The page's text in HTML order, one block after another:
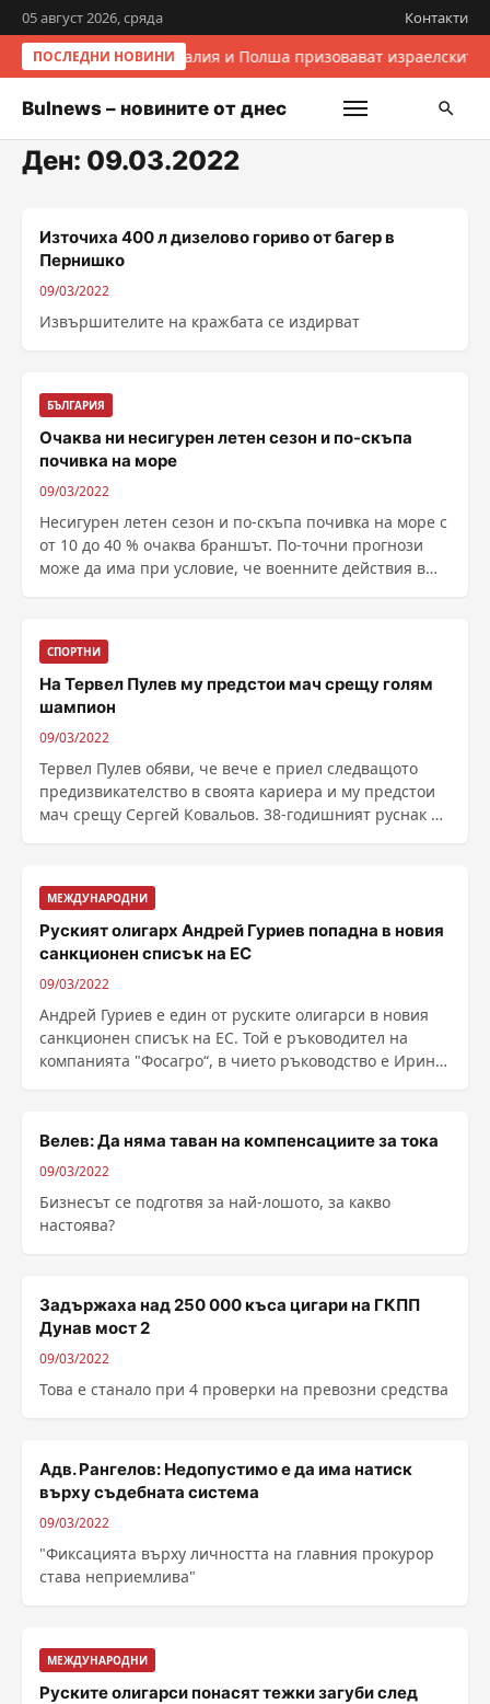
05 август 2026, сряда Контакти
ПОСЛЕДНИ НОВИНИИталия и Полша призовават
Bulnews – новините от днес
Ден: 09.03.2022
Източиха 400 л дизелово гориво от багер в
Пернишко
09/03/2022
Извършителите на кражбата се издирват
БЪЛГАРИЯ
Очаква ни несигурен летен сезон и по-скъпа
почивка на море
09/03/2022
Несигурен летен сезон и по-скъпа почивка на море с
от 10 до 40 % очаква браншът. По-точни прогнози
може да има при условие, че военните действия в
СПОРТНИ
На Тервел Пулев му предстои мач срещу голям
шампион
09/03/2022
Тервел Пулев обяви, че вече е приел следващото
предизвикателство в своята кариера и му предстои
мач срещу Сергей Ковальов. 38-годишният руснак е
МЕЖДУНАРОДНИ
Руският олигарх Андрей Гуриев попадна в новия
санкционен списък на ЕС
09/03/2022
Андрей Гуриев е един от руските олигарси в новия
санкционен списък на ЕС. Той е ръководител на
компанията "Фосагро“, в чието ръководство е Ирина
Велев: Да няма таван на компенсациите за тока
09/03/2022
Бизнесът се подготвя за най-лошото, за какво
настоява?
Задържаха над 250 000 къса цигари на ГКПП
Дунав мост 2
09/03/2022
Това е станало при 4 проверки на превозни средства
Адв. Рангелов: Недопустимо е да има натиск
върху съдебната система
09/03/2022
"Фиксацията върху личността на главния прокурор
става неприемлива"
МЕЖДУНАРОДНИ
Руските олигарси понасят тежки загуби след